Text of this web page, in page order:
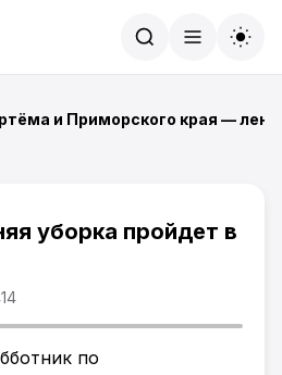
и Приморского края —
уборка пройдет в
по